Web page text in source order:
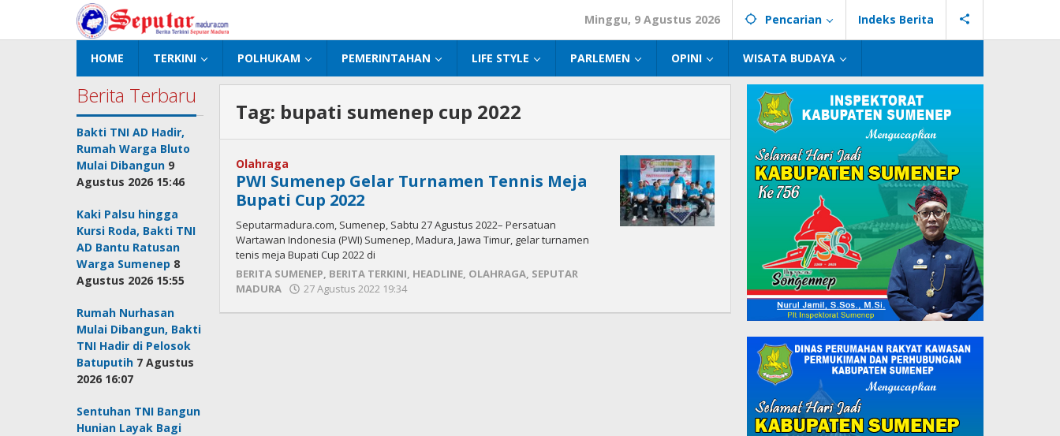
konten
Minggu, 9 Agustus 2026 Pencarian Indeks Berita
HOME TERKINI POLHUKAM PEMERINTAHAN LIFE STYLE PARLEMEN OPINI WISATA BUDAYA
Berita Terbaru
Bakti TNI AD Hadir,
Rumah Warga Bluto
Mulai Dibangun 9
Agustus 2026 15:46
Kaki Palsu hingga
Kursi Roda, Bakti TNI
AD Bantu Ratusan
Warga Sumenep 8
Agustus 2026 15:55
Rumah Nurhasan
Mulai Dibangun, Bakti
TNI Hadir di Pelosok
Batuputih 7 Agustus
2026 16:07
Sentuhan TNI Bangun
Hunian Layak Bagi
Tag: bupati sumenep cup 2022
Olahraga
PWI Sumenep Gelar Turnamen Tennis Meja
Bupati Cup 2022
Seputarmadura.com, Sumenep, Sabtu 27 Agustus 2022– Persatuan
Wartawan Indonesia (PWI) Sumenep, Madura, Jawa Timur, gelar turnamen
tenis meja Bupati Cup 2022 di
BERITA SUMENEP, BERITA TERKINI, HEADLINE, OLAHRAGA, SEPUTAR
MADURA
27 Agustus 2022 19:34